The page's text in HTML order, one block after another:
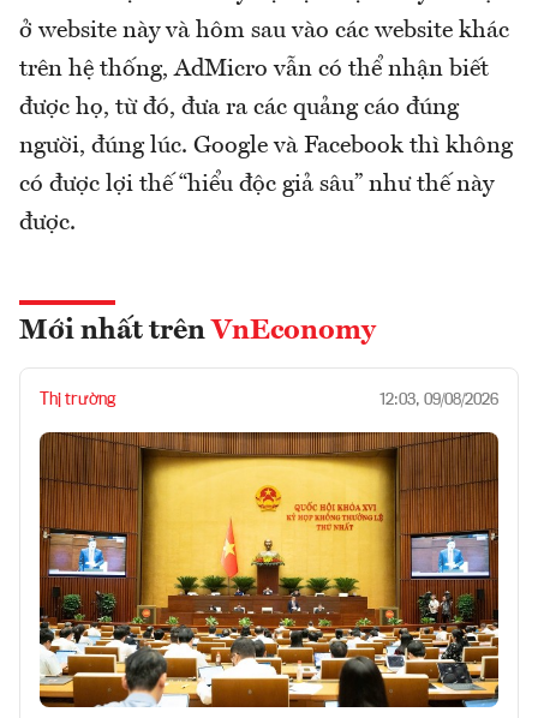
ở website này và hôm sau vào các website khác
trên hệ thống, AdMicro vẫn có thể nhận biết
được họ, từ đó, đưa ra các quảng cáo đúng
người, đúng lúc. Google và Facebook thì không
có được lợi thế “hiểu độc giả sâu” như thế này
được.
Mới nhất trên VnEconomy
Thị trường 12:03, 09/08/2026